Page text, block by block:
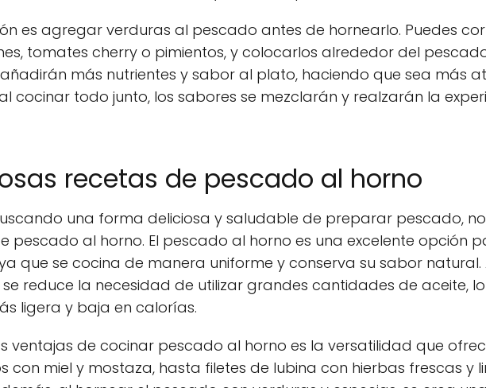
es agregar verduras al pescado antes de hornearlo. Puedes
tomates cherry o pimientos, y colocarlos alrededor del
más nutrientes y sabor al plato, haciendo que sea más
cocinar todo junto, los sabores se mezclarán y realzarán la
recetas de pescado al horno
una forma deliciosa y saludable de preparar pescado,
pescado al horno. El pescado al horno es una excelente opción
que se cocina de manera uniforme y conserva su sabor natural.
reduce la necesidad de utilizar grandes cantidades de aceite,
ligera y baja en calorías.
ventajas de cocinar pescado al horno es la versatilidad que
con miel y mostaza, hasta filetes de lubina con hierbas frescas y